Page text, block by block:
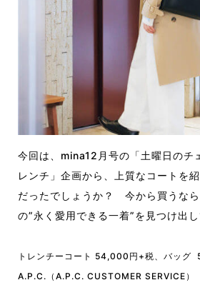
今回は、mina12月号の「土曜日のチ
レンチ」企画から、上質なコートを
だったでしょうか？ 今から買うな
の”永く愛用できる一着”を見つけ出し
トレンチーコート 54,000円+税、バッグ
A.P.C.（A.P.C. CUSTOMER SERVICE）